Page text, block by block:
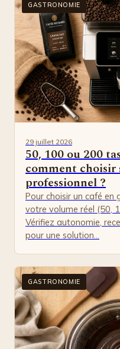
GASTRONOMIE
50, 100 ou 200
comment choisir
professionnel ?
29 juillet 2026
Pour choisir un café en
votre volume réel (50,
Vérifiez autonomie,
pour une solution…
GASTRONOMIE